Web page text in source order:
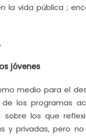
la vida pública ;
jóvenes
medio para el
los programas
los que
y privadas, pero